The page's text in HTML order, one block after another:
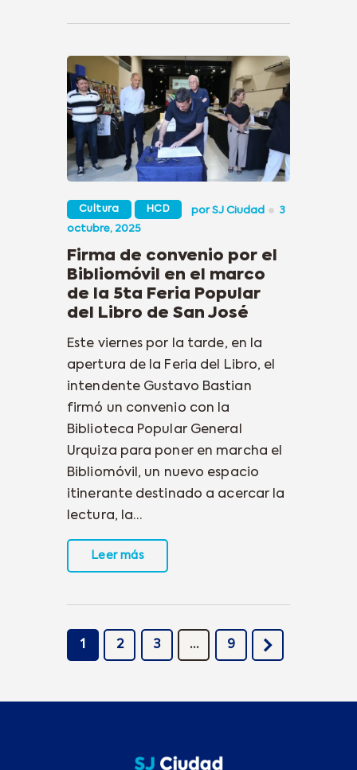
Cultura HCD porSJ Ciudad
3
octubre, 2025
Firma de convenio por el
Bibliomóvil en el marco
de la 5ta Feria Popular
del Libro de San José
Este viernes por la tarde, en la
apertura de la Feria del Libro, el
intendente Gustavo Bastian
firmó un convenio con la
Biblioteca Popular General
Urquiza para poner en marcha el
Bibliomóvil, un nuevo espacio
itinerante destinado a acercar la
lectura, la…
Leer más
1 2 3 … 9
>